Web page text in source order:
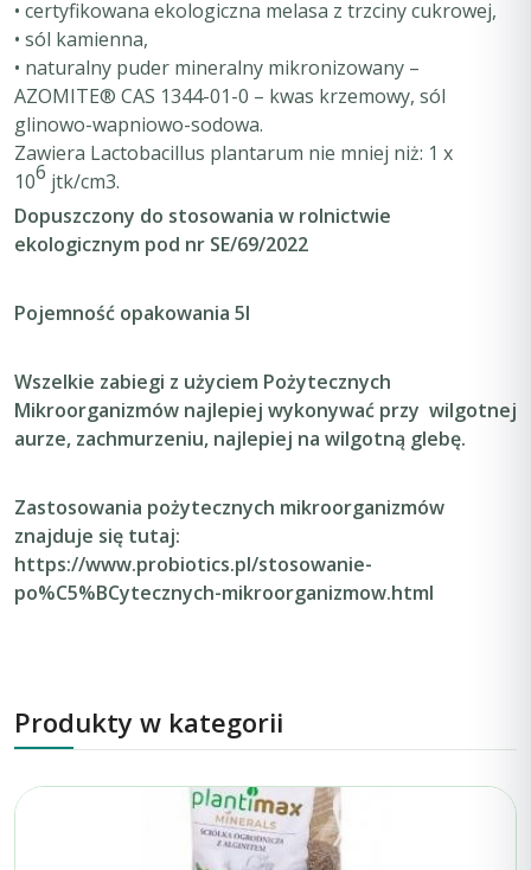
• certyfikowana ekologiczna melasa z trzciny cukrowej,
• sól kamienna,
• naturalny puder mineralny mikronizowany –
AZOMITE® CAS 1344-01-0 – kwas krzemowy, sól
glinowo-wapniowo-sodowa.
Zawiera Lactobacillus plantarum nie mniej niż: 1 x
106 jtk/cm3.
Dopuszczony do stosowania w rolnictwie
ekologicznym pod nr SE/69/2022
Pojemność opakowania 5l
Wszelkie zabiegi z użyciem Pożytecznych
Mikroorganizmów najlepiej wykonywać przy wilgotnej
aurze, zachmurzeniu, najlepiej na wilgotną glebę.
Zastosowania pożytecznych mikroorganizmów
znajduje się tutaj:
https://www.probiotics.pl/stosowanie-
po%C5%BCytecznych-mikroorganizmow.html
Produkty w kategorii